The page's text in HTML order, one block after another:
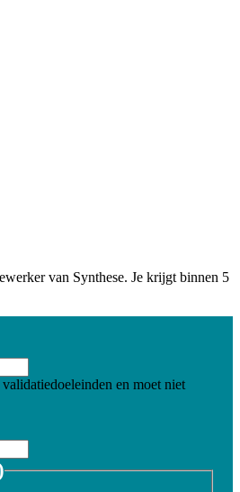
van Synthese. Je krijgt binnen 5
en moet niet